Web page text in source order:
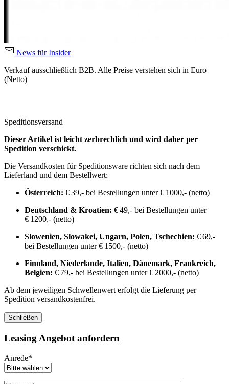
News für Insider
Verkauf ausschließlich B2B. Alle Preise verstehen sich in Euro
(Netto)
Speditionsversand
Dieser Artikel ist leicht zerbrechlich und wird daher per
Spedition verschickt.
Die Versandkosten für Speditionsware richten sich nach dem
Lieferland und dem Bestellwert:
Österreich: € 39,- bei Bestellungen unter € 1000,- (netto)
Deutschland & Kroatien: € 49,- bei Bestellungen unter
€ 1200,- (netto)
Slowenien, Slowakei, Ungarn, Polen, Tschechien: € 69,-
bei Bestellungen unter € 1500,- (netto)
Finnland, Niederlande, Italien, Dänemark, Frankreich,
Belgien: € 79,- bei Bestellungen unter € 2000,- (netto)
Ab dem jeweiligen Schwellenwert erfolgt die Lieferung per
Spedition versandkostenfrei.
Schließen
Leasing Angebot anfordern
Anrede*